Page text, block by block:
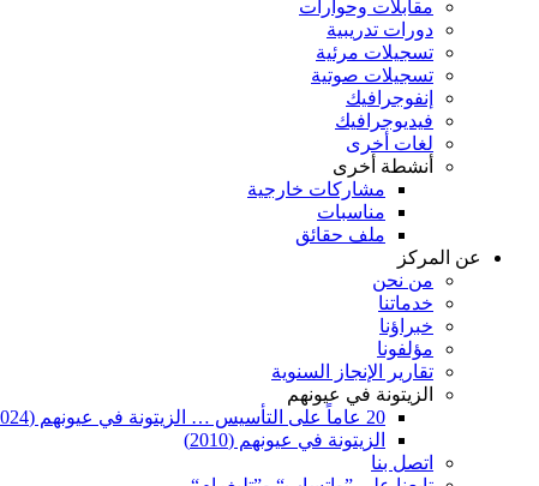
مقابلات وحوارات
دورات تدريبية
تسجيلات مرئية
تسجيلات صوتية
إنفوجرافيك
فيديوجرافيك
لغات أخرى
أنشطة أخرى
مشاركات خارجية
مناسبات
ملف حقائق
عن المركز
من نحن
خدماتنا
خبراؤنا
مؤلفونا
تقارير الإنجاز السنوية
الزيتونة في عيونهم
20 عاماً على التأسيس … الزيتونة في عيونهم (2024)
الزيتونة في عيونهم (2010)
اتصل بنا